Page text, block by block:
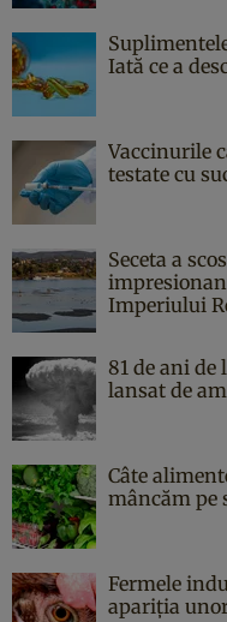
Iată ce a
Vaccinurile
testate cu
Seceta a
Imperiului
81 de ani de
lansat de
Câte
mâncăm pe
Fermele
apariția